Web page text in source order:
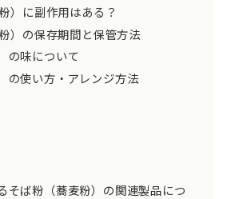
）に副作用はある？
）の保存期間と保管方法
の味について
の使い方・アレンジ方法
そば粉（蕎麦粉）の関連製品につ